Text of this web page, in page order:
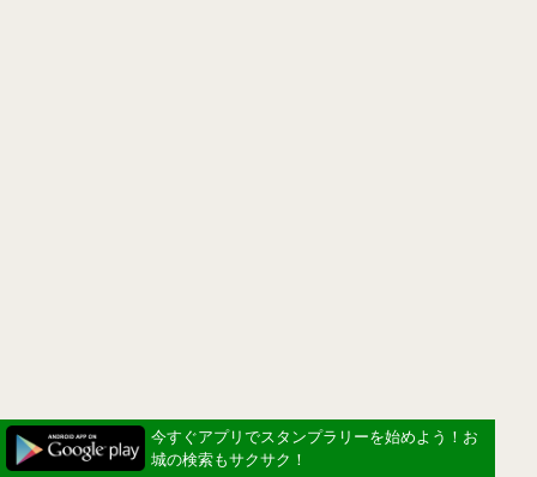
今すぐアプリでスタンプラリーを始めよう！お
城の検索もサクサク！